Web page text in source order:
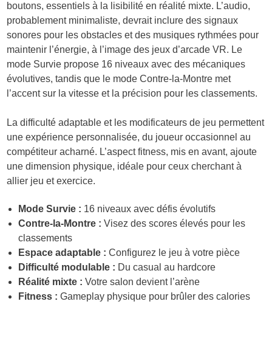
boutons, essentiels à la lisibilité en réalité mixte. L’audio,
probablement minimaliste, devrait inclure des signaux
sonores pour les obstacles et des musiques rythmées pour
maintenir l’énergie, à l’image des jeux d’arcade VR. Le
mode Survie propose 16 niveaux avec des mécaniques
évolutives, tandis que le mode Contre-la-Montre met
l’accent sur la vitesse et la précision pour les classements.
La difficulté adaptable et les modificateurs de jeu permettent
une expérience personnalisée, du joueur occasionnel au
compétiteur acharné. L’aspect fitness, mis en avant, ajoute
une dimension physique, idéale pour ceux cherchant à
allier jeu et exercice.
Mode Survie : 16 niveaux avec défis évolutifs
Contre-la-Montre : Visez des scores élevés pour les
classements
Espace adaptable : Configurez le jeu à votre pièce
Difficulté modulable : Du casual au hardcore
Réalité mixte : Votre salon devient l’arène
Fitness : Gameplay physique pour brûler des calories